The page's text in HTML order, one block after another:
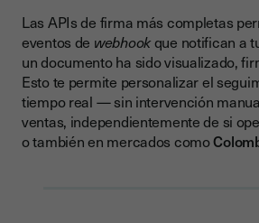
Las APIs de firma más completas
eventos de webhookque notifican a
un documento ha sido visualizado,
Esto te permite personalizar el
tiempo real — sin intervención
ventas, independientemente de si
o también en mercados como